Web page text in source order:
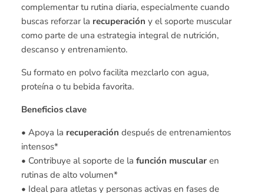
complementar tu rutina diaria, especialmente cuando
buscas reforzar la recuperación y el soporte muscular
como parte de una estrategia integral de nutrición,
descanso y entrenamiento.
Su formato en polvo facilita mezclarlo con agua,
proteína o tu bebida favorita.
Beneficios clave
• Apoya la recuperación después de entrenamientos
intensos*
• Contribuye al soporte de la función muscular en
rutinas de alto volumen*
• Ideal para atletas y personas activas en fases de